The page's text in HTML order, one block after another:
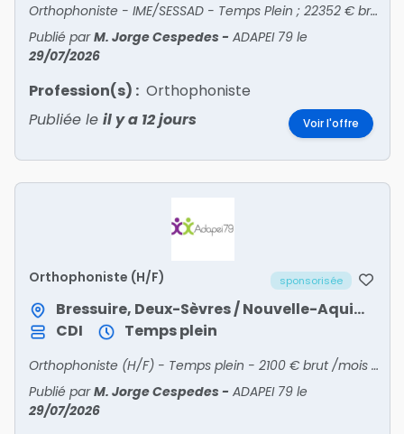
Orthophoniste - IME/SESSAD - Temps Plein ; 22352 € brut /an ; IME/SESSAD de Parthenay ; Début : 24 août 2026 ; Horaires normaux ; Expérience : 2-5 ans ; Statut : Non-Cadre - CDI
Publié parM. Jorge Cespedes - ADAPEI 79 le
29/07/2026
Profession(s) : Orthophoniste
Publiée le il y a 12 jours Voir l'offre
Orthophoniste (H/F) sponsorisée
Bressuire, Deux-Sèvres / Nouvelle-Aquitaine
CDI
Temps plein
Orthophoniste (H/F) - Temps plein - 2100 € brut /mois - IME et SESSAD de BRESSUIREDébut : Dès que possible - Horaires normaux - Statut: Non-Cadre - Periode : JourType de contrat : CDI
Publié parM. Jorge Cespedes - ADAPEI 79 le
29/07/2026